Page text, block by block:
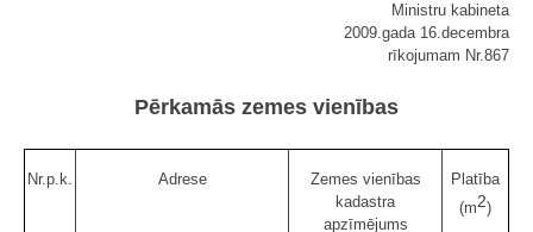
Ministru kabineta
2009.gada 16.decembra
rīkojumam Nr.867
Pērkamās zemes vienības
Nr.p.k. Adrese
Zemes vienības
kadastra
apzīmējums
Platība
(m2)